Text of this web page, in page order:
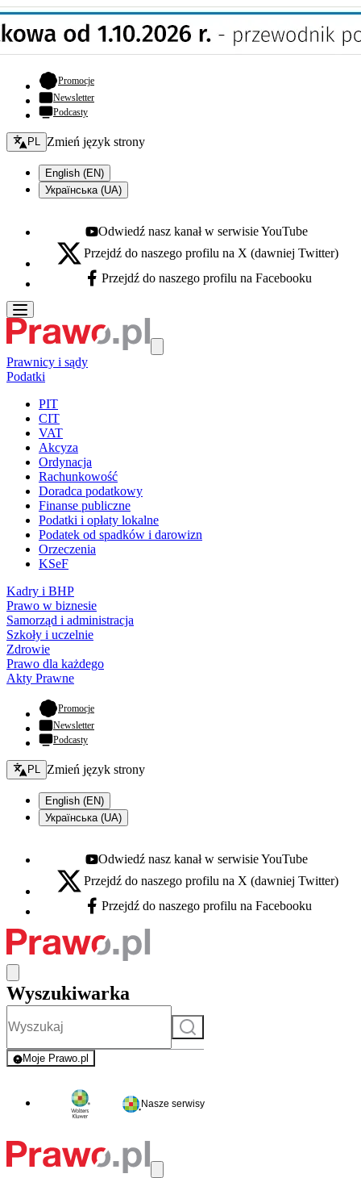
Promocje- otwiera się w nowej karcie
Newsletter
Podcasty
Zmień język - bieżący:
PL Zmień język strony
English (EN)
Українська (UA)
Youtube - otwiera się w nowej karcie
Odwiedź nasz kanał w serwisie YouTube
X - otwiera się w nowej karcie
Przejdź do naszego profilu na X (dawniej Twitter)
Facebook - otwiera się w nowej karcie
Przejdź do naszego profilu na Facebooku
Prawnicy i sądy
Podatki
PIT
CIT
VAT
Akcyza
Ordynacja
Rachunkowość
Doradca podatkowy
Finanse publiczne
Podatki i opłaty lokalne
Podatek od spadków i darowizn
Orzeczenia
KSeF
Kadry i BHP
Prawo w biznesie
Samorząd i administracja
Szkoły i uczelnie
Zdrowie
Prawo dla każdego
Akty Prawne
Promocje- otwiera się w nowej karcie
Newsletter
Podcasty
Zmień język - bieżący:
PL Zmień język strony
English (EN)
Українська (UA)
Youtube - otwiera się w nowej karcie
Odwiedź nasz kanał w serwisie YouTube
X - otwiera się w nowej karcie
Przejdź do naszego profilu na X (dawniej Twitter)
Facebook - otwiera się w nowej karcie
Przejdź do naszego profilu na Facebooku
Wyszukiwarka
Szukaj
Moje Prawo.pl
- rejestracja i logowanie do serwisu
Nasze serwisy